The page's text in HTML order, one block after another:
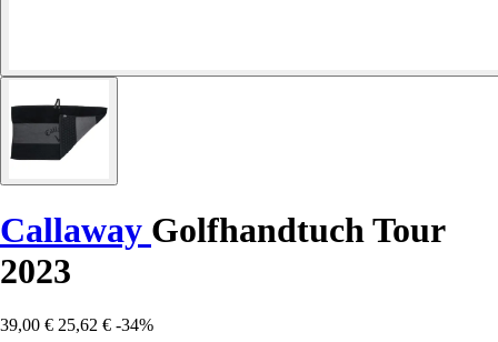
Callaway Golfhandtuch Tour
2023
39,00 € 25,62 € -34%